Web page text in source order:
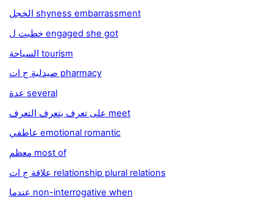
الخجل shyness embarrassment
خطبت ل engaged she got
السياحة tourism
صيدلية ج ات pharmacy
عدة several
على تعرف يتعرف التعرف meet
عاطفي emotional romantic
معظم most of
علاقة ج ات relationship plural relations
عندما non-interrogative when